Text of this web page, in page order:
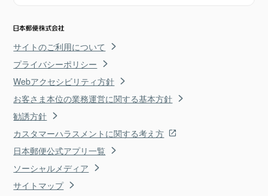
サイトのご利用について
プライバシーポリシー
Webアクセシビリティ方針
お客さま本位の業務運営に関する基本方針
勧誘方針
カスタマーハラスメントに関する考え方
日本郵便公式アプリ一覧
ソーシャルメディア
サイトマップ